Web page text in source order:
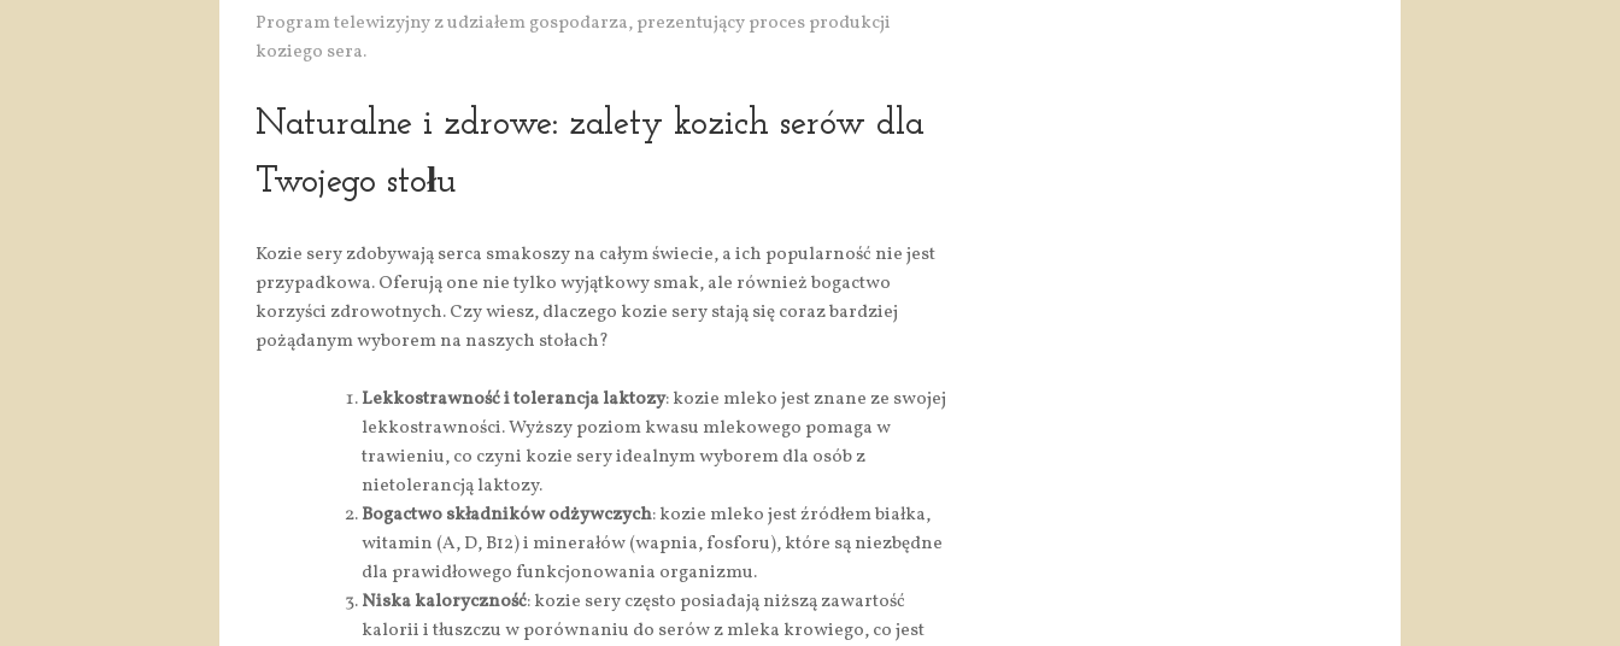
Program telewizyjny z udziałem gospodarza, prezentujący proces produkcji
koziego sera.
Naturalne i zdrowe: zalety kozich serów dla
Twojego stołu
Kozie sery zdobywają serca smakoszy na całym świecie, a ich popularność nie jest
przypadkowa. Oferują one nie tylko wyjątkowy smak, ale również bogactwo
korzyści zdrowotnych. Czy wiesz, dlaczego kozie sery stają się coraz bardziej
pożądanym wyborem na naszych stołach?
Lekkostrawność i tolerancja laktozy: kozie mleko jest znane ze swojej
lekkostrawności. Wyższy poziom kwasu mlekowego pomaga w
trawieniu, co czyni kozie sery idealnym wyborem dla osób z
nietolerancją laktozy.
Bogactwo składników odżywczych: kozie mleko jest źródłem białka,
witamin (A, D, B12) i minerałów (wapnia, fosforu), które są niezbędne
dla prawidłowego funkcjonowania organizmu.
Niska kaloryczność: kozie sery często posiadają niższą zawartość
kalorii i tłuszczu w porównaniu do serów z mleka krowiego, co jest